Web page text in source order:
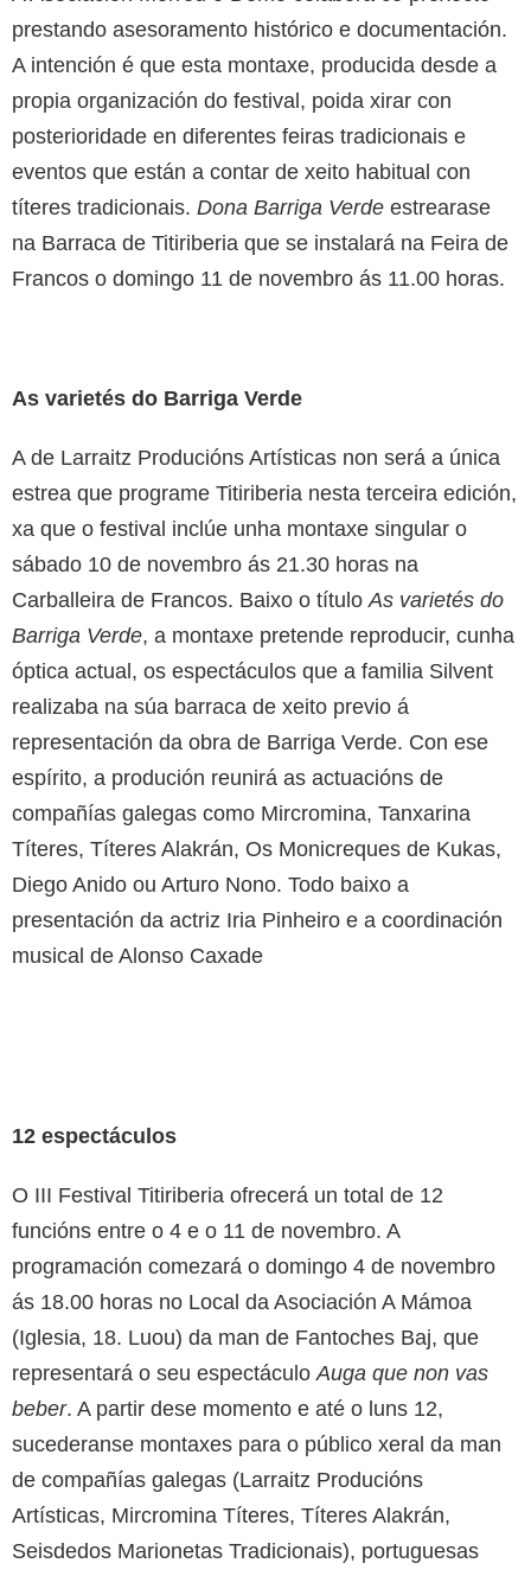
prestando asesoramento histórico e documentación.
A intención é que esta montaxe, producida desde a
propia organización do festival, poida xirar con
posterioridade en diferentes feiras tradicionais e
eventos que están a contar de xeito habitual con
títeres tradicionais. Dona Barriga Verde estrearase
na Barraca de Titiriberia que se instalará na Feira de
Francos o domingo 11 de novembro ás 11.00 horas.
As varietés do Barriga Verde
A de Larraitz Producións Artísticas non será a única
estrea que programe Titiriberia nesta terceira edición,
xa que o festival inclúe unha montaxe singular o
sábado 10 de novembro ás 21.30 horas na
Carballeira de Francos. Baixo o títuloAs varietés do
Barriga Verde, a montaxe pretende reproducir, cunha
óptica actual, os espectáculos que a familia Silvent
realizaba na súa barraca de xeito previo á
representación da obra de Barriga Verde. Con ese
espírito, a produción reunirá as actuacións de
compañías galegas como Mircromina, Tanxarina
Títeres, Títeres Alakrán, Os Monicreques de Kukas,
Diego Anido ou Arturo Nono. Todo baixo a
presentación da actriz Iria Pinheiro e a coordinación
musical de Alonso Caxade
12 espectáculos
O III Festival Titiriberia ofrecerá un total de 12
funcións entre o 4 e o 11 de novembro. A
programación comezará o domingo 4 de novembro
ás 18.00 horas no Local da Asociación A Mámoa
(Iglesia, 18. Luou) da man de Fantoches Baj, que
representará o seu espectáculoAuga que non vas
beber. A partir dese momento e até o luns 12,
sucederanse montaxes para o público xeral da man
de compañías galegas (Larraitz Producións
Artísticas, Mircromina Títeres, Títeres Alakrán,
Seisdedos Marionetas Tradicionais), portuguesas